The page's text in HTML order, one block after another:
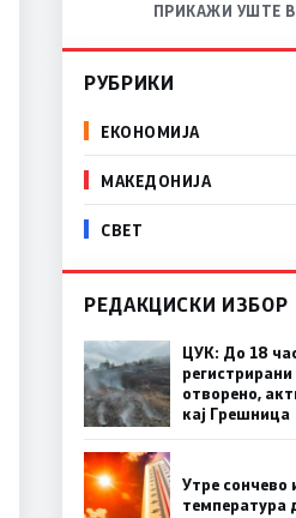
ПРИКАЖИ УШТЕ
РУБРИКИ
ЕКОНОМИЈА
МАКЕДОНИЈА
СВЕТ
РЕДАКЦИСКИ ИЗБОР
ЦУК: До 18
отворено,
кај Грешница
Утре сончево
температура